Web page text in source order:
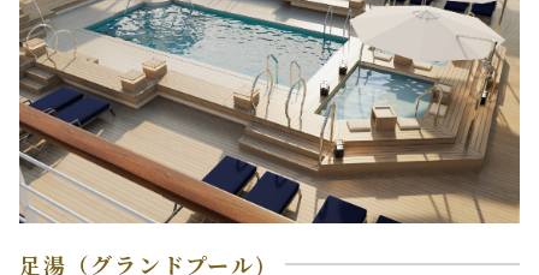
足湯（グランドプール)